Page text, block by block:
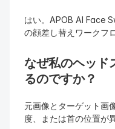
はい。APOB AI Face
の顔差し替えワークフ
なぜ私のヘッド
るのですか？
元画像とターゲット画
度、または首の位置が